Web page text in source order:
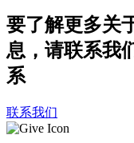
要了解更多关
息，请联系我
系
联系我们